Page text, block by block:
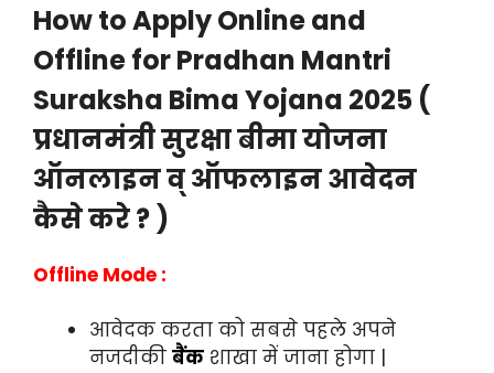
How to Apply Online and
Offline for Pradhan Mantri
Suraksha Bima Yojana 2025 (
प्रधानमंत्री सुरक्षा बीमा योजना
ऑनलाइन व् ऑफलाइन आवेदन
कैसे करे ? )
Offline Mode :
आवेदक करता को सबसे पहले अपने
नजदीकी बैंक शाखा में जाना होगा |